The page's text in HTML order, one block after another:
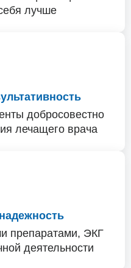
лучше
добросовестно
лечащего врача
препаратами, ЭКГ
деятельности